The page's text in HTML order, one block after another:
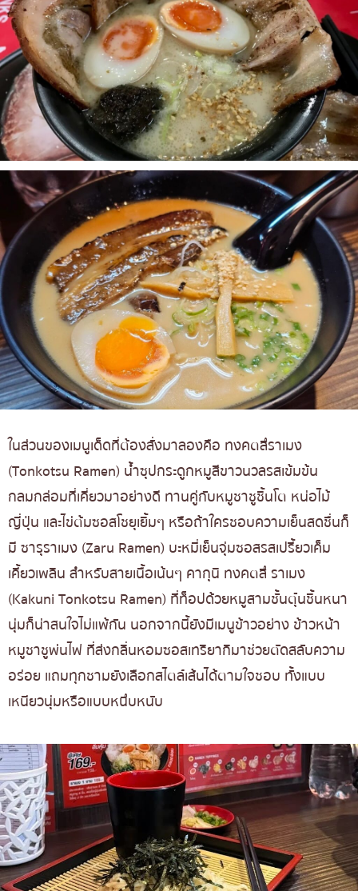
ในส่วนของเมนูเด็ดที่ต้องสั่งมาลองคือ ทงคตสึราเมง
(Tonkotsu Ramen) น้ำซุปกระดูกหมูสีขาวนวลรสเข้มข้น
กลมกล่อมที่เคี่ยวมาอย่างดี ทานคู่กับหมูชาชูชิ้นโต หน่อไม้
ญี่ปุ่น และไข่ต้มซอสโชยุเยิ้มๆ หรือถ้าใครชอบความเย็นสดชื่นก็
มี ซารุราเมง (Zaru Ramen) บะหมี่เย็นจุ่มซอสรสเปรี้ยวเค็ม
เคี้ยวเพลิน สำหรับสายเนื้อเน้นๆ คากุนิ ทงคตสึ ราเมง
(Kakuni Tonkotsu Ramen) ที่ท็อปด้วยหมูสามชั้นตุ๋นชิ้นหนา
นุ่มก็น่าสนใจไม่แพ้กัน นอกจากนี้ยังมีเมนูข้าวอย่าง ข้าวหน้า
หมูชาชูพ่นไฟ ที่ส่งกลิ่นหอมซอสเทริยากิมาช่วยตัดสลับความ
อร่อย แถมทุกชามยังเลือกสไตล์เส้นได้ตามใจชอบ ทั้งแบบ
เหนียวนุ่มหรือแบบหนึบหนับ